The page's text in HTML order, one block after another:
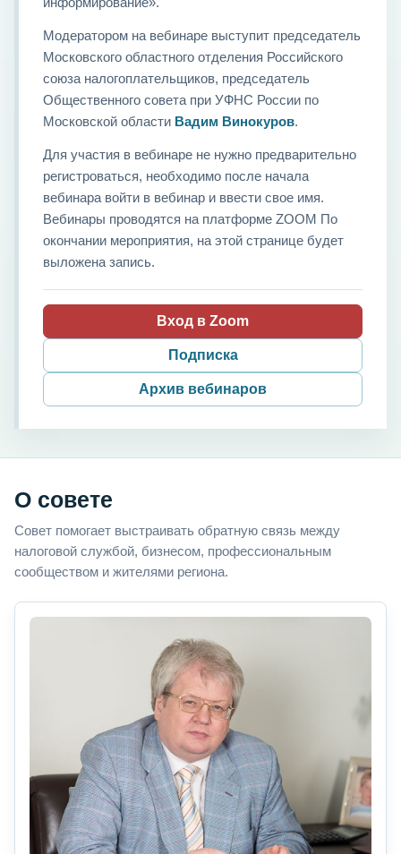
Модератором на вебинаре выступит председатель
Московского областного отделения Российского
союза налогоплательщиков, председатель
Общественного совета при УФНС России по
Московской области Вадим Винокуров.
Для участия в вебинаре не нужно предварительно
регистроваться, необходимо после начала
вебинара войти в вебинар и ввести свое имя.
Вебинары проводятся на платформе ZOOM По
окончании мероприятия, на этой странице будет
выложена запись.
Вход в Zoom
Подписка
Архив вебинаров
О совете
Совет помогает выстраивать обратную связь между
налоговой службой, бизнесом, профессиональным
сообществом и жителями региона.